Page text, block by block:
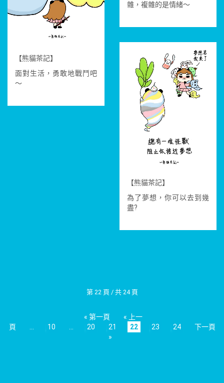
雜，複雜的是情緒～
【熊貓茶記】
面對生活，勇敢地戰鬥吧
～
【熊貓茶記】
為了夢想，你可以去到幾
盡?
第 22 頁 / 共 24 頁
« 第一頁
« 上一
頁
... 10 ... 20 21 22 23 24
下一頁
»